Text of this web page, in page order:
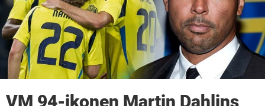
VM 94-ikonen Martin Dahlins